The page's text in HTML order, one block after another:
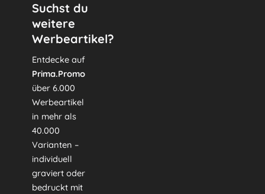
Suchst du
weitere
Werbeartikel?
Entdecke auf
Prima.Promo
über 6.000
Werbeartikel
in mehr als
40.000
Varianten –
individuell
graviert oder
bedruckt mit